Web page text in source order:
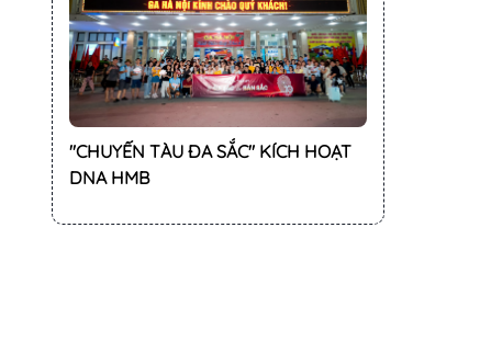
"CHUYẾN TÀU ĐA SẮC" KÍCH HOẠT
DNA HMB